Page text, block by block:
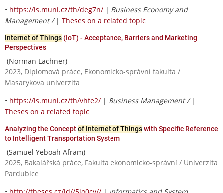
• https://is.muni.cz/th/deg7n/ | Business Economy and
Management / | Theses on a related topic
Internet of Things (IoT) - Acceptance, Barriers and Marketing
Perspectives
(Norman Lachner)
2023, Diplomová práce, Ekonomicko-správní fakulta /
Masarykova univerzita
• https://is.muni.cz/th/vhfe2/ | Business Management / |
Theses on a related topic
Analyzing the Conceptof Internet of Thingswith Specific Reference
to Intelligent Transportation System
(Samuel Yeboah Afram)
2025, Bakalářská práce, Fakulta ekonomicko-správní / Univerzita
Pardubice